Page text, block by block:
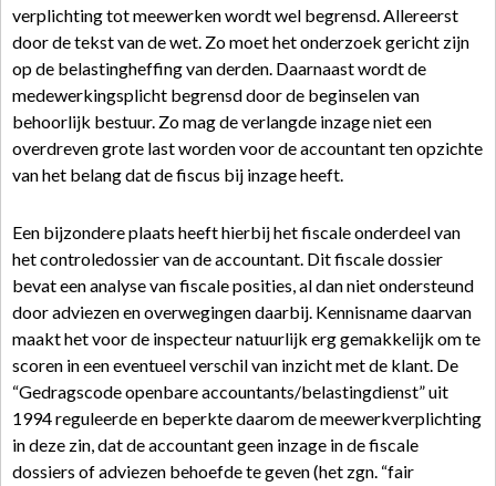
verplichting tot meewerken wordt wel begrensd. Allereerst
door de tekst van de wet. Zo moet het onderzoek gericht zijn
op de belastingheffing van derden. Daarnaast wordt de
medewerkingsplicht begrensd door de beginselen van
behoorlijk bestuur. Zo mag de verlangde inzage niet een
overdreven grote last worden voor de accountant ten opzichte
van het belang dat de fiscus bij inzage heeft.
Een bijzondere plaats heeft hierbij het fiscale onderdeel van
het controledossier van de accountant. Dit fiscale dossier
bevat een analyse van fiscale posities, al dan niet ondersteund
door adviezen en overwegingen daarbij. Kennisname daarvan
maakt het voor de inspecteur natuurlijk erg gemakkelijk om te
scoren in een eventueel verschil van inzicht met de klant. De
“Gedragscode openbare accountants/belastingdienst” uit
1994 reguleerde en beperkte daarom de meewerkverplichting
in deze zin, dat de accountant geen inzage in de fiscale
dossiers of adviezen behoefde te geven (het zgn. “fair